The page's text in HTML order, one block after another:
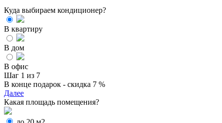
Куда выбираем кондиционер?
В квартиру
В дом
В офис
Шаг 1 из 7
В конце подарок - скидка 7 %
Далее
Какая площадь помещения?